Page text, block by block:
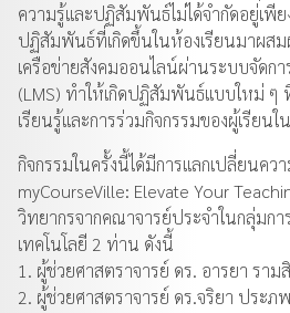
ความรู้และปฏิสัมพันธ์ไม่ได้จำกัดอยู่เพีย
ปฏิสัมพันธ์ที่เกิดขึ้นในห้องเรียนมาผ
เครือข่ายสังคมออนไลน์ผ่านระบบจัดกา
(LMS) ทำให้เกิดปฏิสัมพันธ์แบบใหม่ ๆ
เรียนรู้และการร่วมกิจกรรมของผู้เรียน
กิจกรรมในครั้งนี้ได้มีการแลกเปลี่ยนคว
myCourseVille: Elevate Your
วิทยากรจากคณาจารย์ประจำในกลุ่มก
เทคโนโลยี 2 ท่าน ดังนี้
1. ผู้ช่วยศาสตราจารย์ ดร. อารยา ราม
2. ผู้ช่วยศาสตราจารย์ ดร.จริยา ประภ